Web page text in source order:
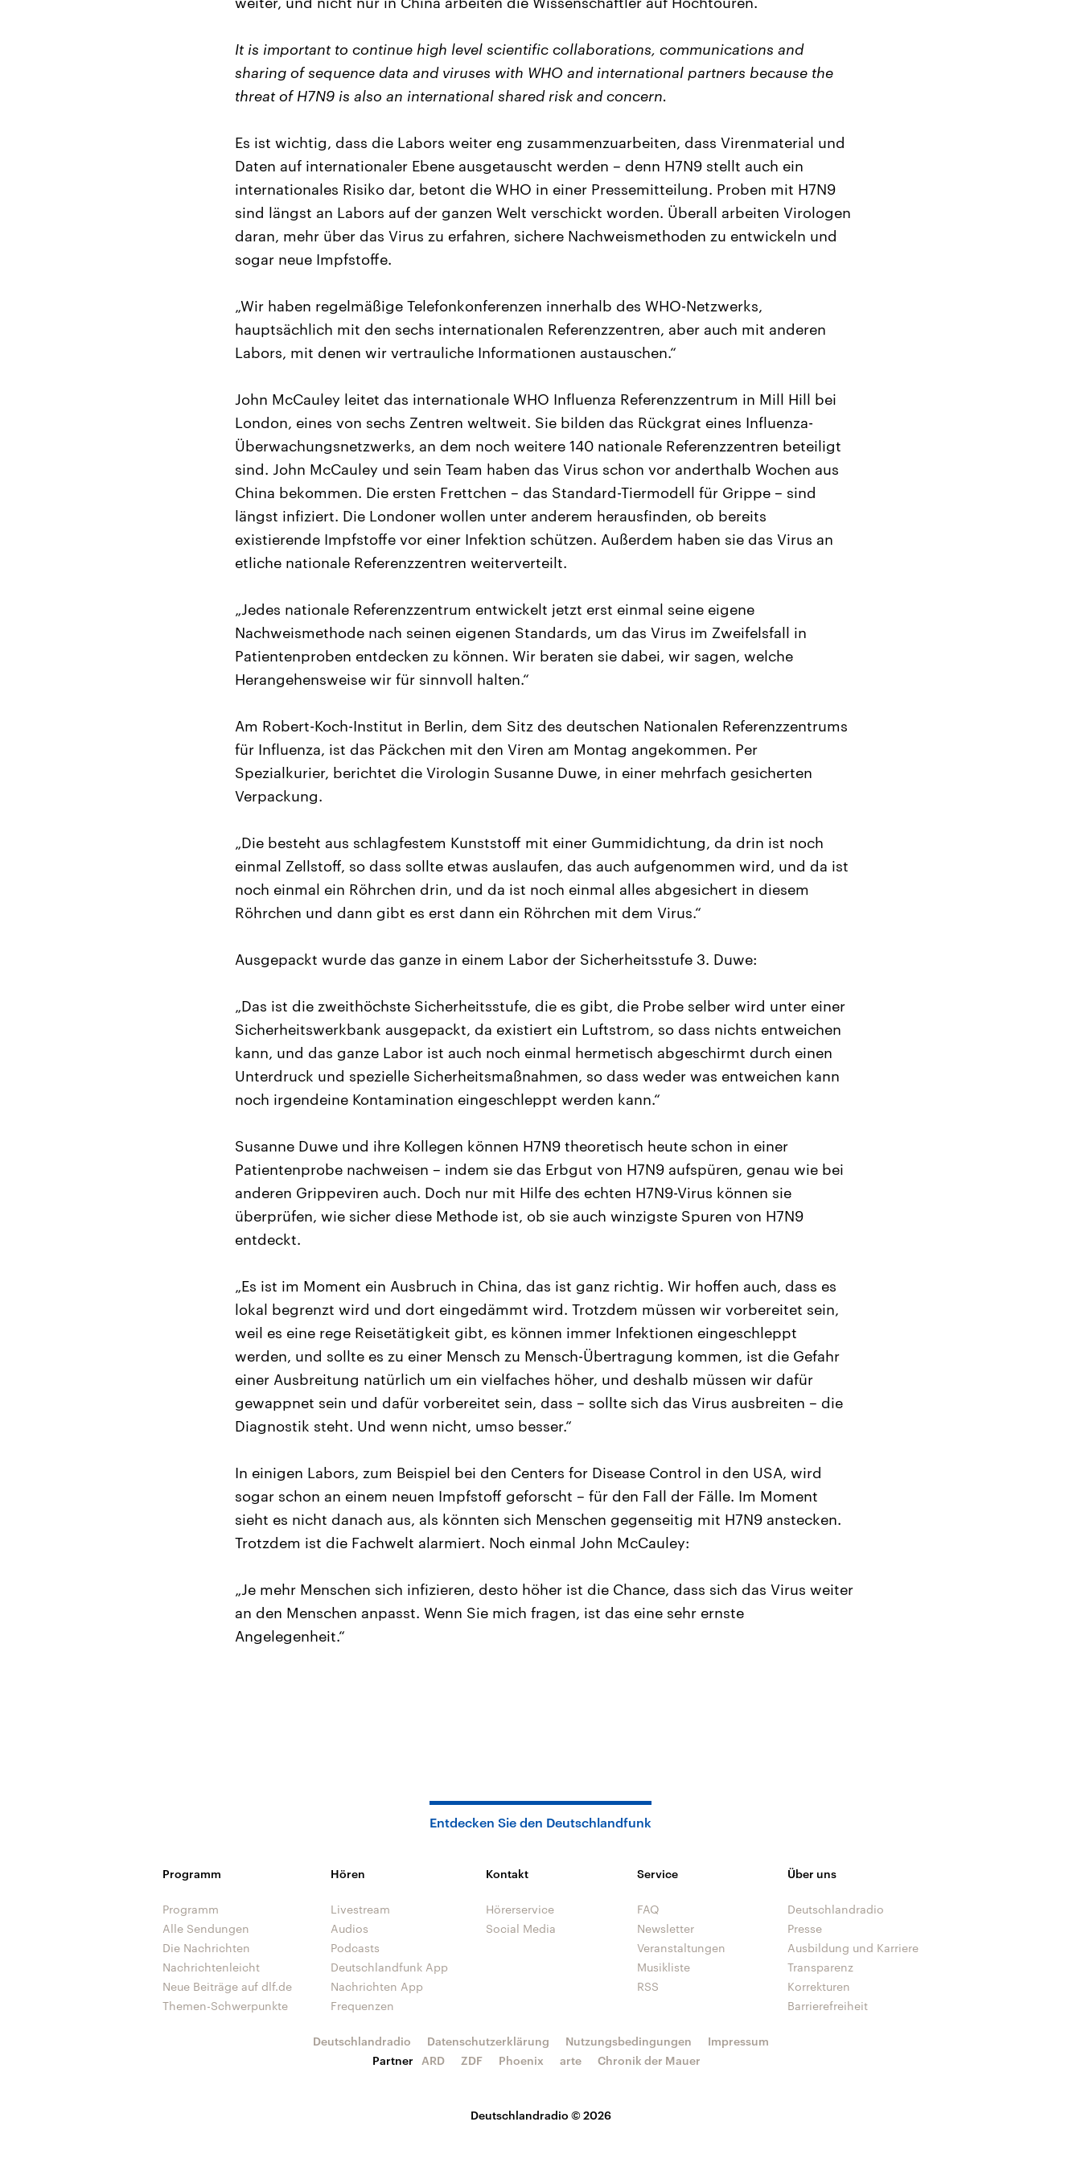
It is important to continue high level scientific collaborations, communications and
sharing of sequence data and viruses with WHO and international partners because the
threat of H7N9 is also an international shared risk and concern.
Es ist wichtig, dass die Labors weiter eng zusammenzuarbeiten, dass Virenmaterial und
Daten auf internationaler Ebene ausgetauscht werden – denn H7N9 stellt auch ein
internationales Risiko dar, betont die WHO in einer Pressemitteilung. Proben mit H7N9
sind längst an Labors auf der ganzen Welt verschickt worden. Überall arbeiten Virologen
daran, mehr über das Virus zu erfahren, sichere Nachweismethoden zu entwickeln und
sogar neue Impfstoffe.
„Wir haben regelmäßige Telefonkonferenzen innerhalb des WHO-Netzwerks,
hauptsächlich mit den sechs internationalen Referenzzentren, aber auch mit anderen
Labors, mit denen wir vertrauliche Informationen austauschen.“
John McCauley leitet das internationale WHO Influenza Referenzzentrum in Mill Hill bei
London, eines von sechs Zentren weltweit. Sie bilden das Rückgrat eines Influenza-
Überwachungsnetzwerks, an dem noch weitere 140 nationale Referenzzentren beteiligt
sind. John McCauley und sein Team haben das Virus schon vor anderthalb Wochen aus
China bekommen. Die ersten Frettchen – das Standard-Tiermodell für Grippe – sind
längst infiziert. Die Londoner wollen unter anderem herausfinden, ob bereits
existierende Impfstoffe vor einer Infektion schützen. Außerdem haben sie das Virus an
etliche nationale Referenzzentren weiterverteilt.
„Jedes nationale Referenzzentrum entwickelt jetzt erst einmal seine eigene
Nachweismethode nach seinen eigenen Standards, um das Virus im Zweifelsfall in
Patientenproben entdecken zu können. Wir beraten sie dabei, wir sagen, welche
Herangehensweise wir für sinnvoll halten.“
Am Robert-Koch-Institut in Berlin, dem Sitz des deutschen Nationalen Referenzzentrums
für Influenza, ist das Päckchen mit den Viren am Montag angekommen. Per
Spezialkurier, berichtet die Virologin Susanne Duwe, in einer mehrfach gesicherten
Verpackung.
„Die besteht aus schlagfestem Kunststoff mit einer Gummidichtung, da drin ist noch
einmal Zellstoff, so dass sollte etwas auslaufen, das auch aufgenommen wird, und da ist
noch einmal ein Röhrchen drin, und da ist noch einmal alles abgesichert in diesem
Röhrchen und dann gibt es erst dann ein Röhrchen mit dem Virus.“
Ausgepackt wurde das ganze in einem Labor der Sicherheitsstufe 3. Duwe:
„Das ist die zweithöchste Sicherheitsstufe, die es gibt, die Probe selber wird unter einer
Sicherheitswerkbank ausgepackt, da existiert ein Luftstrom, so dass nichts entweichen
kann, und das ganze Labor ist auch noch einmal hermetisch abgeschirmt durch einen
Unterdruck und spezielle Sicherheitsmaßnahmen, so dass weder was entweichen kann
noch irgendeine Kontamination eingeschleppt werden kann.“
Susanne Duwe und ihre Kollegen können H7N9 theoretisch heute schon in einer
Patientenprobe nachweisen – indem sie das Erbgut von H7N9 aufspüren, genau wie bei
anderen Grippeviren auch. Doch nur mit Hilfe des echten H7N9-Virus können sie
überprüfen, wie sicher diese Methode ist, ob sie auch winzigste Spuren von H7N9
entdeckt.
„Es ist im Moment ein Ausbruch in China, das ist ganz richtig. Wir hoffen auch, dass es
lokal begrenzt wird und dort eingedämmt wird. Trotzdem müssen wir vorbereitet sein,
weil es eine rege Reisetätigkeit gibt, es können immer Infektionen eingeschleppt
werden, und sollte es zu einer Mensch zu Mensch-Übertragung kommen, ist die Gefahr
einer Ausbreitung natürlich um ein vielfaches höher, und deshalb müssen wir dafür
gewappnet sein und dafür vorbereitet sein, dass – sollte sich das Virus ausbreiten – die
Diagnostik steht. Und wenn nicht, umso besser.“
In einigen Labors, zum Beispiel bei den Centers for Disease Control in den USA, wird
sogar schon an einem neuen Impfstoff geforscht – für den Fall der Fälle. Im Moment
sieht es nicht danach aus, als könnten sich Menschen gegenseitig mit H7N9 anstecken.
Trotzdem ist die Fachwelt alarmiert. Noch einmal John McCauley:
„Je mehr Menschen sich infizieren, desto höher ist die Chance, dass sich das Virus weiter
an den Menschen anpasst. Wenn Sie mich fragen, ist das eine sehr ernste
Angelegenheit.“
Entdecken Sie den Deutschlandfunk
Programm
Programm
Alle Sendungen
Die Nachrichten
Nachrichtenleicht
Neue Beiträge auf dlf.de
Themen-Schwerpunkte
Hören
Livestream
Audios
Podcasts
Deutschlandfunk App
Nachrichten App
Frequenzen
Kontakt
Hörerservice
Social Media
Service
FAQ
Newsletter
Veranstaltungen
Musikliste
RSS
Über uns
Deutschlandradio
Presse
Ausbildung und Karriere
Transparenz
Korrekturen
Barrierefreiheit
Deutschlandradio © 2026
Deutschlandradio Datenschutzerklärung Nutzungsbedingungen
Impressum
Partner
ARD ZDF Phoenix arte Chronik der Mauer